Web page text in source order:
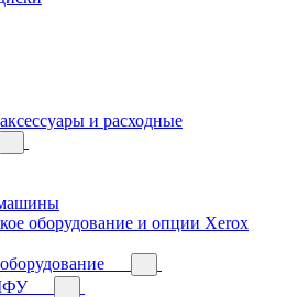
и расходные
оборудование и опции Xerox